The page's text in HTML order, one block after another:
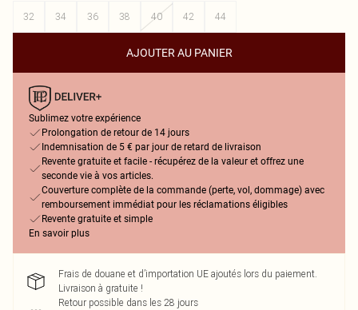
32
34 36 38 40 42 44
AJOUTER AU PANIER
Sublimez votre expérience
Prolongation de retour de 14 jours
Indemnisation de 5 € par jour de retard de livraison
Revente gratuite et facile - récupérez de la valeur et offrez une
seconde vie à vos articles.
Couverture complète de la commande (perte, vol, dommage) avec
remboursement immédiat pour les réclamations éligibles
Revente gratuite et simple
En savoir plus
Frais de douane et d’importation UE ajoutés lors du paiement.
Livraison à gratuite !
Retour possible dans les 28 jours